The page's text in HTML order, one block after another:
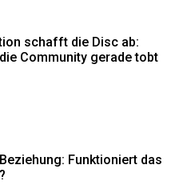
schafft die Disc ab:
Community gerade tobt
Funktioniert das